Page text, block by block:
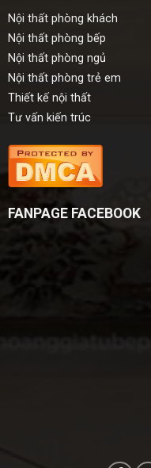
Nội thất phòng khách
Nội thất phòng bếp
Nội thất phòng ngủ
Nội thất phòng trẻ em
Thiết kế nội thất
Tư vấn kiến trúc
FANPAGE FACEBOOK